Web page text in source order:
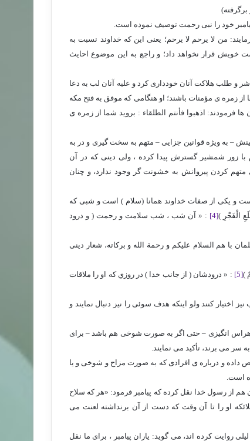
خود را نبی رحمت توصیف نموده است.
من لا یرحم لا یرحم؛ یعنی این که خداوند نسبت به
خویش قرار نخواهد داد؛ و راجع به این موضوع احایث
و طلب هلاکت آنان خودداری کرد و علیه آنان لب به دعا
زمره ی مؤمنات باشند؛ او هنگامی که موفق به فتح مکه
فرمودند: اذهبوا فأنتم الطلقاء : بروید شما از زمره ی
– به ویژه قوانین جزایی – متهم به سخت گیری و در به
با زور شمشیر گسترش پیدا کرده ، ولی دینی که در آن
کردن پیروانش به خشونت گر وجود ندارد، و چنان
و یکی از صفات خداوند همانا (سلام ) است و شبی که
الْفَجْرِ )[4] : «‏ آن شب ، شب سلامت و رحمت ( و درود
با هم السلام علیکم و رحمة الله و برکاته، شعار دینی
‏)
[5] : « درودشان ( از جانب خدا ) در روزي كه او را ملاقات
اختیار کنند ولو اینکه هدف سوئی را نیز دنبال نمایند و
هراس انگیزی – حتی اگر به صورت شوخی هم باشد – برای
می برند، تأکید می نمایند.
داده و درباره ی افرادی که به صورت مزاح و شوخی و یا
است.
از رسول خدا نقل کرده که پیامبر فرمود: «هر که سلاح
او را تا آن وقت که دست از آن برنداشته لعنت می
روایت کرده اند، می گوید: یاران پیامبر ، برای ما نقل